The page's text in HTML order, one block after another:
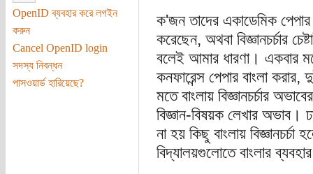
OpenID ব্যবহার করে লগইন
করুন
Cancel OpenID login
সদস্য নিবন্ধন
পাসওয়ার্ড হারিয়েছে?
ক'জন তাদের একাডেমিক পেপার
করেছেন, অথবা বিজ্ঞানচর্চার
বলেই আমার ধারণা। একবার
কনফারেন্স পেপার বাংলা
মতে বাংলায় বিজ্ঞানচর্চার
বিজ্ঞান-বিষয়ক লেখার অভাব।
না হয় কিছু বাংলায়
বিদ্যালয়গুলোতে বাংলার